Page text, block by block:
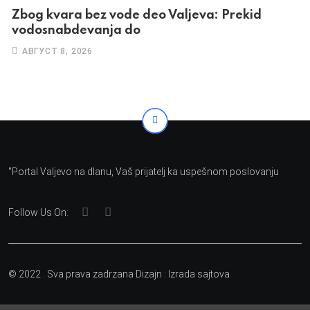
Zbog kvara bez vode deo Valjeva: Prekid
vodosnabdevanja do
АВГУСТ 8, 2026
"Portal Valjevo na dlanu, Vaš prijatelj ka uspešnom poslovanju
Follow Us On:
© 2022 . Sva prava zadrzana Dizajn : Izrada sajtova